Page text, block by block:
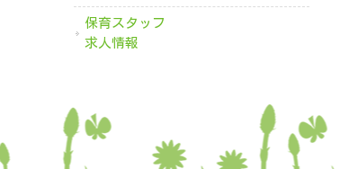
保育スタッフ
求人情報